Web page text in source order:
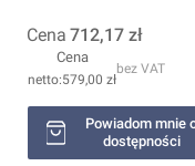
Cena 712,17 zł
Cena
579,00 zł
bez VAT
Powiadom mnie
dostępności